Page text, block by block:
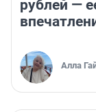
рублей —
Алла